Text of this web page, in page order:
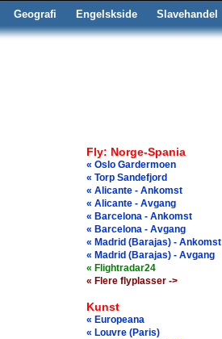
Geografi Engelskside Slavehandel
Fly: Norge-Spania
« Oslo Gardermoen
« Torp Sandefjord
« Alicante - Ankomst
« Alicante - Avgang
« Barcelona - Ankomst
« Barcelona - Avgang
« Madrid (Barajas) - Ankomst
« Madrid (Barajas) - Avgang
« Flightradar24
« Flere flyplasser ->
Kunst
« Europeana
« Louvre (Paris)